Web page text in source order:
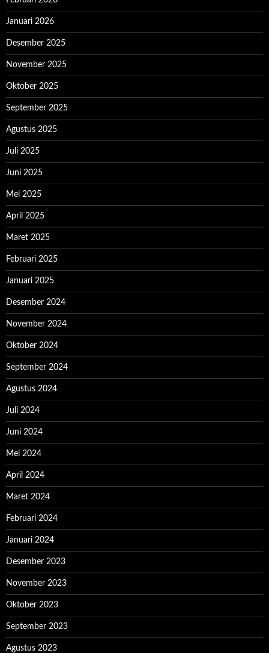
Januari 2026
Desember 2025
November 2025
Oktober 2025
September 2025
Agustus 2025
Juli 2025
Juni 2025
Mei 2025
April 2025
Maret 2025
Februari 2025
Januari 2025
Desember 2024
November 2024
Oktober 2024
September 2024
Agustus 2024
Juli 2024
Juni 2024
Mei 2024
April 2024
Maret 2024
Februari 2024
Januari 2024
Desember 2023
November 2023
Oktober 2023
September 2023
Agustus 2023